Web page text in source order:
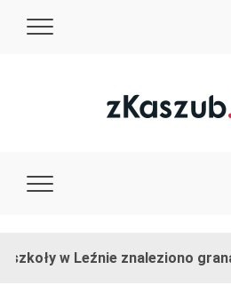
w Leźnie znaleziono granat!